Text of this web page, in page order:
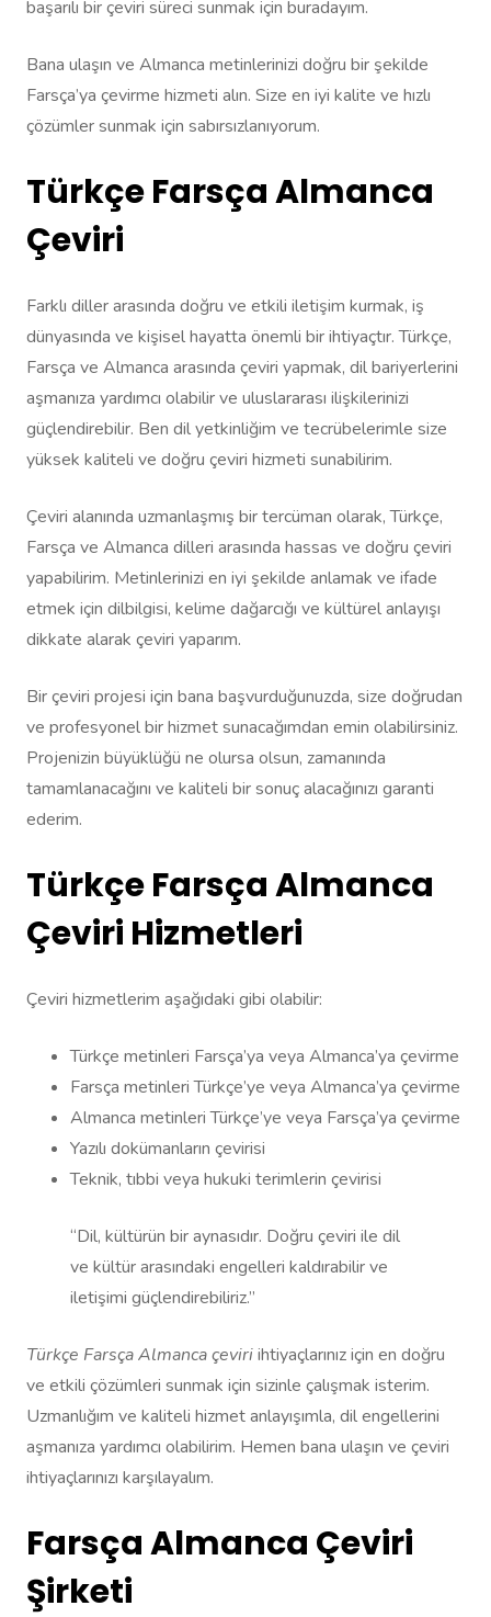
başarılı bir çeviri süreci sunmak için buradayım.
Bana ulaşın ve Almanca metinlerinizi doğru bir şekilde
Farsça’ya çevirme hizmeti alın. Size en iyi kalite ve hızlı
çözümler sunmak için sabırsızlanıyorum.
Türkçe Farsça Almanca
Çeviri
Farklı diller arasında doğru ve etkili iletişim kurmak, iş
dünyasında ve kişisel hayatta önemli bir ihtiyaçtır. Türkçe,
Farsça ve Almanca arasında çeviri yapmak, dil bariyerlerini
aşmanıza yardımcı olabilir ve uluslararası ilişkilerinizi
güçlendirebilir. Ben dil yetkinliğim ve tecrübelerimle size
yüksek kaliteli ve doğru çeviri hizmeti sunabilirim.
Çeviri alanında uzmanlaşmış bir tercüman olarak, Türkçe,
Farsça ve Almanca dilleri arasında hassas ve doğru çeviri
yapabilirim. Metinlerinizi en iyi şekilde anlamak ve ifade
etmek için dilbilgisi, kelime dağarcığı ve kültürel anlayışı
dikkate alarak çeviri yaparım.
Bir çeviri projesi için bana başvurduğunuzda, size doğrudan
ve profesyonel bir hizmet sunacağımdan emin olabilirsiniz.
Projenizin büyüklüğü ne olursa olsun, zamanında
tamamlanacağını ve kaliteli bir sonuç alacağınızı garanti
ederim.
Türkçe Farsça Almanca
Çeviri Hizmetleri
Çeviri hizmetlerim aşağıdaki gibi olabilir:
Türkçe metinleri Farsça’ya veya Almanca’ya çevirme
Farsça metinleri Türkçe’ye veya Almanca’ya çevirme
Almanca metinleri Türkçe’ye veya Farsça’ya çevirme
Yazılı dokümanların çevirisi
Teknik, tıbbi veya hukuki terimlerin çevirisi
“Dil, kültürün bir aynasıdır. Doğru çeviri ile dil
ve kültür arasındaki engelleri kaldırabilir ve
iletişimi güçlendirebiliriz.”
Türkçe Farsça Almanca çeviriihtiyaçlarınız için en doğru
ve etkili çözümleri sunmak için sizinle çalışmak isterim.
Uzmanlığım ve kaliteli hizmet anlayışımla, dil engellerini
aşmanıza yardımcı olabilirim. Hemen bana ulaşın ve çeviri
ihtiyaçlarınızı karşılayalım.
Farsça Almanca Çeviri
Şirketi